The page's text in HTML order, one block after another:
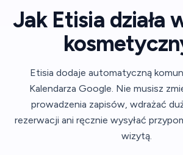
Jak Etisia działa
Etisia dodaje automatyczną
Kalendarza Google. Nie musisz
prowadzenia zapisów, wdrażać
rezerwacji ani ręcznie wysyłać
wizytą.